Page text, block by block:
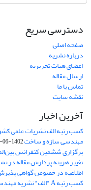
دسترسی سریع
صفحه اصلی
درباره نشریه
اعضای هیات تحریریه
ارسال مقاله
تماس با ما
نقشه سایت
آخرین اخبار
کسب رتبه الف نشریات علمی
مهندسی سازه و ساخت1402-06-17
برگزاری ششمین کنفرانس
تغییر هزینه پردازش مقاله در
اطلاعیه در خصوص گواهی
کسب رتبه A "الف" نشریه مهندسی سازه و ساخت